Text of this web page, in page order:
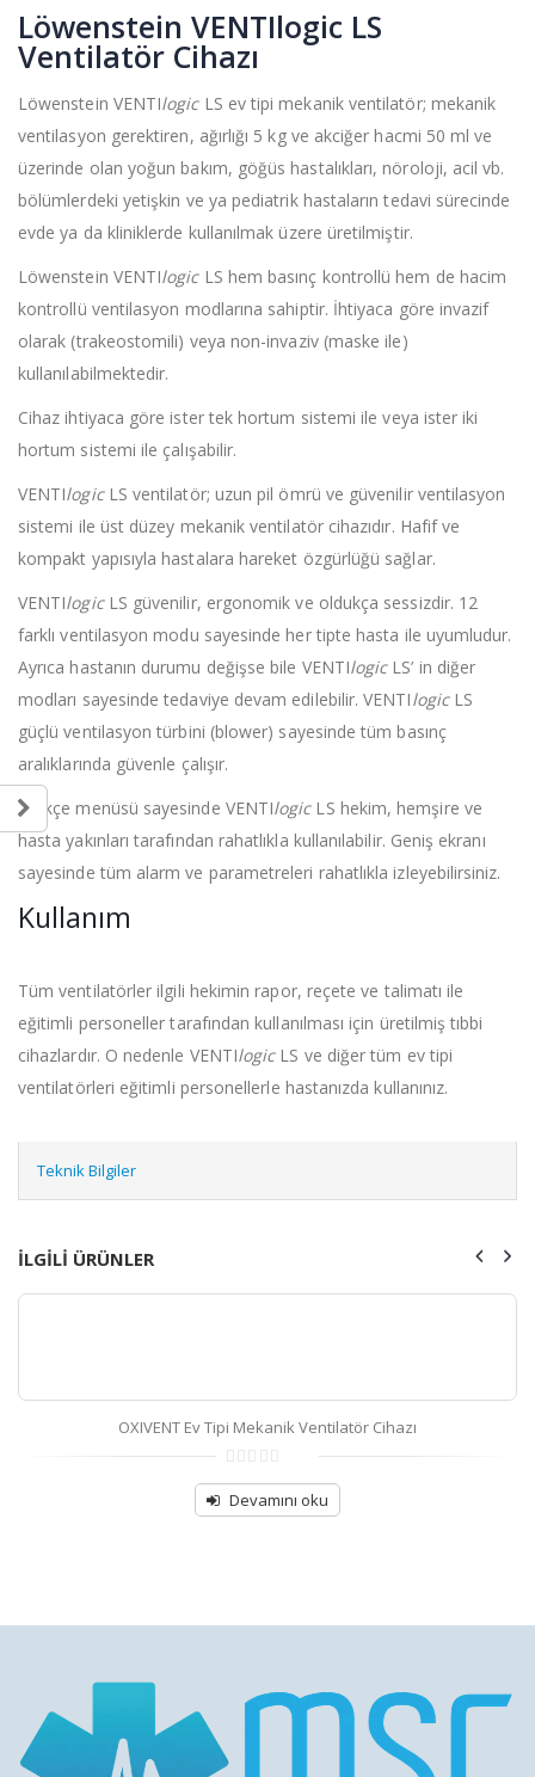
Löwenstein VENTIlogic LS
Ventilatör Cihazı
Löwenstein VENTIlogic LS ev tipi mekanik ventilatör; mekanik
ventilasyon gerektiren, ağırlığı 5 kg ve akciğer hacmi 50 ml ve
üzerinde olan yoğun bakım, göğüs hastalıkları, nöroloji, acil vb.
bölümlerdeki yetişkin ve ya pediatrik hastaların tedavi sürecinde
evde ya da kliniklerde kullanılmak üzere üretilmiştir.
Löwenstein VENTIlogic LS hem basınç kontrollü hem de hacim
kontrollü ventilasyon modlarına sahiptir. İhtiyaca göre invazif
olarak (trakeostomili) veya non-invaziv (maske ile)
kullanılabilmektedir.
Cihaz ihtiyaca göre ister tek hortum sistemi ile veya ister iki
hortum sistemi ile çalışabilir.
VENTIlogic LS ventilatör; uzun pil ömrü ve güvenilir ventilasyon
sistemi ile üst düzey mekanik ventilatör cihazıdır. Hafif ve
kompakt yapısıyla hastalara hareket özgürlüğü sağlar.
VENTIlogic LS güvenilir, ergonomik ve oldukça sessizdir. 12
farklı ventilasyon modu sayesinde her tipte hasta ile uyumludur.
Ayrıca hastanın durumu değişse bile VENTIlogic LS’ in diğer
modları sayesinde tedaviye devam edilebilir. VENTIlogic LS
güçlü ventilasyon türbini (blower) sayesinde tüm basınç
aralıklarında güvenle çalışır.
Türkçe menüsü sayesinde VENTIlogic LS hekim, hemşire ve
hasta yakınları tarafından rahatlıkla kullanılabilir. Geniş ekranı
sayesinde tüm alarm ve parametreleri rahatlıkla izleyebilirsiniz.
Kullanım
Tüm ventilatörler ilgili hekimin rapor, reçete ve talimatı ile
eğitimli personeller tarafından kullanılması için üretilmiş tıbbi
cihazlardır. O nedenle VENTIlogic LS ve diğer tüm ev tipi
ventilatörleri eğitimli personellerle hastanızda kullanınız.
Teknik Bilgiler
ILGILI ÜRÜNLER
OXIVENT Ev Tipi Mekanik Ventilatör Cihazı
0
out
of
Devamını oku